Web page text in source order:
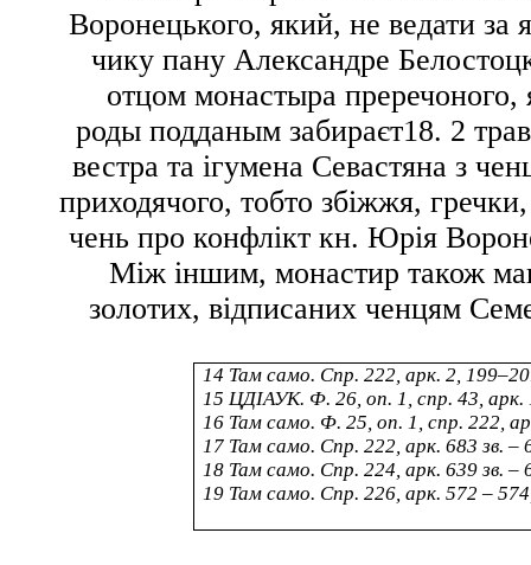
Воронецького, який, не ведати
чику пану Александре
отцом монастыра
роды подданым забираєт18. 2
вестра та ігумена Севастяна з
приходячого, тобто збіжжя,
чень про конфлікт кн. Юрія
Між іншим, монастир також
золотих, відписаних ченцям
14 Там само. Спр. 222, арк. 2,
15 ЦДІАУК. Ф. 26, оп. 1, спр. 43, арк.
16 Там само. Ф. 25, оп. 1, спр. 222,
17 Там само. Спр. 222, арк. 683 зв. –
18 Там само. Спр. 224, арк. 639 зв. –
19 Там само. Спр. 226, арк. 572 –